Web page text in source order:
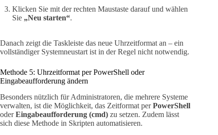
Klicken Sie mit der rechten Maustaste darauf und wählen
Sie „Neu starten“.
Danach zeigt die Taskleiste das neue Uhrzeitformat an – ein
vollständiger Systemneustart ist in der Regel nicht notwendig.
Methode 5: Uhrzeitformat per PowerShell oder
Eingabeaufforderung ändern
Besonders nützlich für Administratoren, die mehrere Systeme
verwalten, ist die Möglichkeit, das Zeitformat perPowerShell
oderEingabeaufforderung (cmd) zu setzen. Zudem lässt
sich diese Methode in Skripten automatisieren.